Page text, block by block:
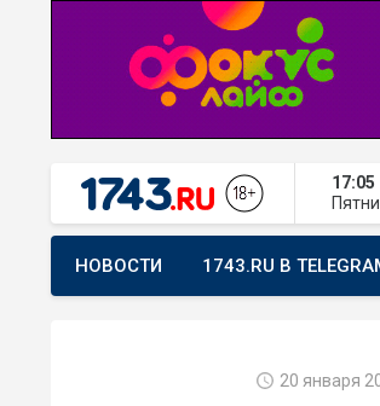
17:05
НОВОСТИ 1743.RU В
20 января